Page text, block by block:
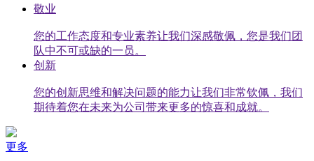
敬业
您的工作态度和专业素养让我们深感敬佩，您是我们团
队中不可或缺的一员。
创新
您的创新思维和解决问题的能力让我们非常钦佩，我们
期待着您在未来为公司带来更多的惊喜和成就。
更多